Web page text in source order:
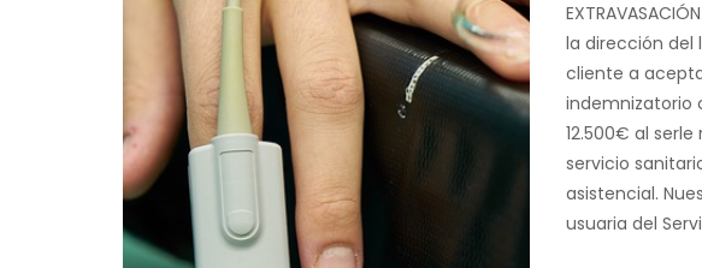
la dirección del
cliente a
indemnizatorio
12.500€ al
servicio
asistencial.
usuaria del